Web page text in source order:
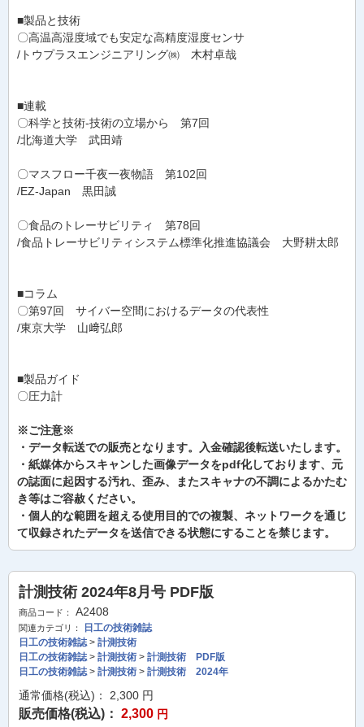
■製品と技術
〇高温高湿度域でも安定な高精度湿度センサ
/トウプラスエンジニアリング㈱ 木村卓哉
■連載
〇科学と技術-技術の立場から 第7回
/北海道大学 武田靖
〇マスフロー千夜一夜物語 第102回
/EZ-Japan 黒田誠
〇食品のトレーサビリティ 第78回
/食品トレーサビリティシステム標準化推進協議会 大野耕太郎
■コラム
〇第97回 サイバー空間におけるデータの代表性
/東京大学 山﨑弘郎
■製品ガイド
〇圧力計
※ご注意※
・データ転送での販売となります。入金確認後転送いたします。
・紙媒体からスキャンした画像データをpdf化しております、元
の誌面に起因する汚れ、歪み、またスキャナの不調によるかたむ
き等はご容赦ください。
・個人的な範囲を超える使用目的での複製、ネットワークを通じ
て収録されたデータを送信できる状態にすることを禁じます。
計測技術 2024年8月号 PDF版
商品コード： A2408
関連カテゴリ：
日工の技術雑誌
日工の技術雑誌> 計測技術
日工の技術雑誌> 計測技術 > 計測技術 PDF版
日工の技術雑誌> 計測技術 > 計測技術 2024年
通常価格(税込)： 2,300 円
販売価格(税込)： 2,300 円